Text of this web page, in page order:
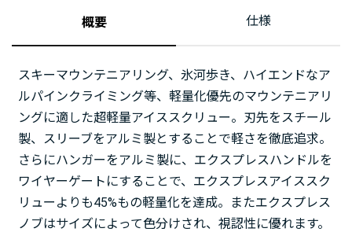
概要 仕様
スキーマウンテニアリング、氷河歩き、ハイエンドなア
ルパインクライミング等、軽量化優先のマウンテニアリ
ングに適した超軽量アイススクリュー。刃先をスチール
製、スリーブをアルミ製とすることで軽さを徹底追求。
さらにハンガーをアルミ製に、エクスプレスハンドルを
ワイヤーゲートにすることで、エクスプレスアイススク
リューよりも45%もの軽量化を達成。またエクスプレス
ノブはサイズによって色分けされ、視認性に優れます。